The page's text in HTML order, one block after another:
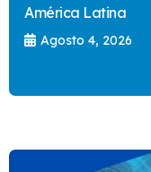
América Latina
Agosto 4, 2026